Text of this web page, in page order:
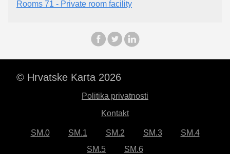
Rooms 71 - Private room facility
© Hrvatske Karta 2026
Politika privatnosti
Kontakt
SM.0 SM.1 SM.2 SM.3
SM.4
SM.5
SM.6